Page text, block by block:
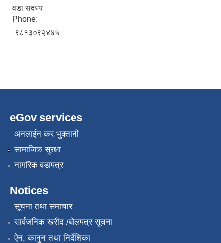
वडा सदस्य
Phone:
९८१३०९२४४५
eGov services
अनलाईन कर भुक्तानी
सामाजिक सुरक्षा
नागरिक वडापत्र
Notices
सूचना तथा समाचार
सार्वजनिक खरीद /बोलपत्र सूचना
ऐन, कानुन तथा निर्देशिका